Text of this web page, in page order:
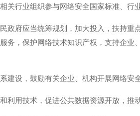
关行业组织参与网络安全国家标准、行
府应当统筹规划，加大投入，扶持重
务，保护网络技术知识产权，支持企
设，鼓励有关企业、机构开展网络安
用技术，促进公共数据资源开放，推